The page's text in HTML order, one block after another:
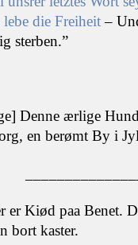
lebe die Freiheit–
sterben.”
Denne ærlige
en berømt By i
er Kiød paa Benet.
bort kaster.